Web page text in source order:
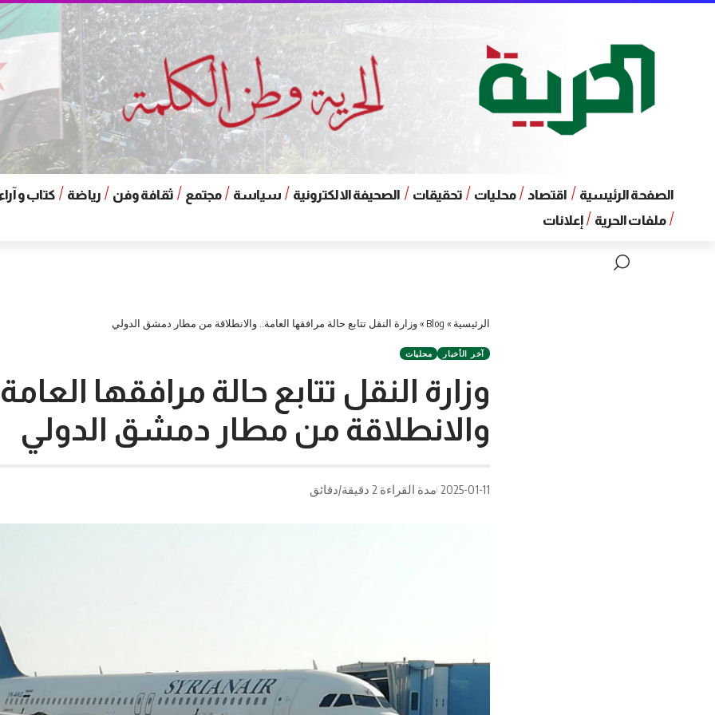
الصفحة الرئيسية اقتصاد محليات تحقيقات الصحيفة الالكترونية سياسة مجتمع ثقافة وفن رياضة
كتاب و
ملفات الحرية
إعلانات
الرئيسية »
Blog
»وزارة النقل تتابع حالة مرافقها العامة.. والانطلاقة من مطار دمشق الدولي
آخر الأخبار محليات
وزارة النقل تتابع حالة مرافقها
والانطلاقة من مطار دمشق الدولي
2025-01-11 مدة القراءة 2 دقيقة/دقائق